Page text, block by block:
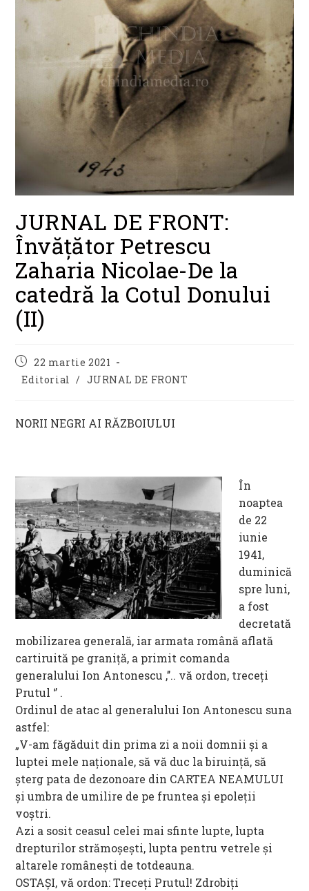
JURNAL DE FRONT:
Învățător Petrescu
Zaharia Nicolae-De la
catedră la Cotul Donului
(II)
Post
published:
22 martie 2021
Post
Editorial / JURNAL DE FRONT
NORII NEGRI AI RĂZBOIULUI
În
noaptea
de 22
iunie
1941,
duminică
spre luni,
a fost
decretată
mobilizarea generală, iar armata română aflată
cartiruită pe graniţă, a primit comanda
generalului Ion Antonescu ‚’’.. vă ordon, treceţi
Prutul ‘’ .
Ordinul de atac al generalului Ion Antonescu suna
astfel:
„V-am făgăduit din prima zi a noii domnii și a
luptei mele naționale, să vă duc la biruință, să
șterg pata de dezonoare din CARTEA NEAMULUI
și umbra de umilire de pe fruntea și epoleții
voștri.
Azi a sosit ceasul celei mai sfinte lupte, lupta
drepturilor strămoșești, lupta pentru vetrele și
altarele românești de totdeauna.
OSTAȘI, vă ordon: Treceți Prutul! Zdrobiți